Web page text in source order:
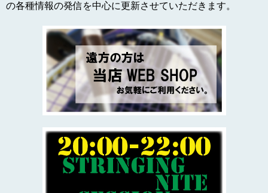
の各種情報の発信を中心に更新させていただきます。